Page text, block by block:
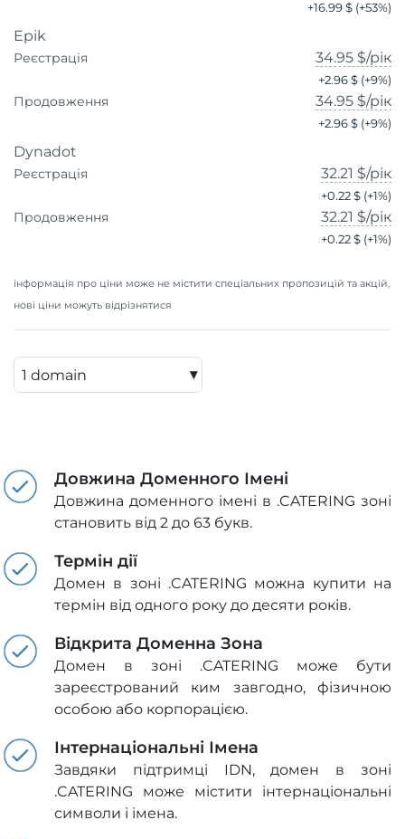
+16.99 $ (+53%)
Epik
Реєстрація 34.95 $/рік
+2.96 $ (+9%)
Продовження 34.95 $/рік
+2.96 $ (+9%)
Dynadot
Реєстрація 32.21 $/рік
+0.22 $ (+1%)
Продовження 32.21 $/рік
+0.22 $ (+1%)
інформація про ціни може не містити спеціальних пропозицій та акцій,
нові ціни можуть відрізнятися
▾
Довжина Доменного Імені
Довжина доменного імені в .CATERING зоні
становить від 2 до 63 букв.
Термін дії
Домен в зоні .CATERING можна купити на
термін від одного року до десяти років.
Відкрита Доменна Зона
Домен в зоні .CATERING може бути
зареєстрований ким завгодно, фізичною
особою або корпорацією.
Інтернаціональні Імена
Завдяки підтримці IDN, домен в зоні
.CATERING може містити інтернаціональні
символи і імена.